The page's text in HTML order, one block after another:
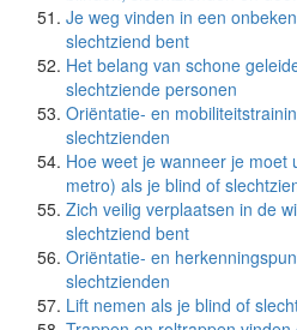
Je weg vinden in een
slechtziend bent
Het belang van schone
slechtziende personen
Oriëntatie- en
slechtzienden
Hoe weet je wanneer je moet
metro) als je blind of
Zich veilig verplaatsen in de
slechtziend bent
Oriëntatie- en
slechtzienden
Lift nemen als je blind of